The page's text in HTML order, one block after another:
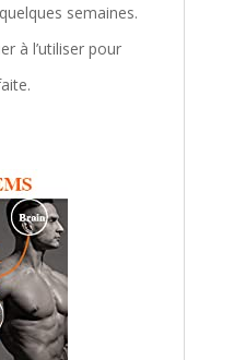
semaines.
à l’utiliser pour